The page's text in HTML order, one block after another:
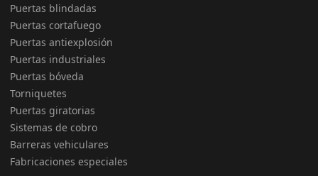
Puertas blindadas
Puertas cortafuego
Puertas antiexplosión
Puertas industriales
Puertas bóveda
Torniquetes
Puertas giratorias
Sistemas de cobro
Barreras vehiculares
Fabricaciones especiales